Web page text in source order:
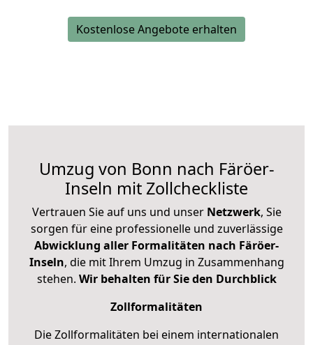
Kostenlose Angebote erhalten
Umzug von Bonn nach Färöer-
Inseln mit Zollcheckliste
Vertrauen Sie auf uns und unser Netzwerk, Sie
sorgen für eine professionelle und zuverlässige
Abwicklung aller Formalitäten nach Färöer-
Inseln, die mit Ihrem Umzug in Zusammenhang
stehen. Wir behalten für Sie den Durchblick
Zollformalitäten
Die Zollformalitäten bei einem internationalen